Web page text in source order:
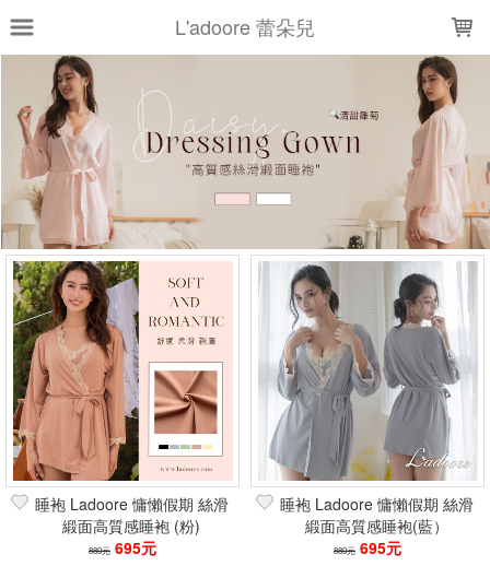
L'adoore 蕾朵兒
上架時間 銷售件數
樣式尺寸篩選
全部樣式 粉 白
淺藍 深藍
深紫
米黃
全部尺寸 M XL XXL
現貨商品
睡袍 Ladoore 慵懶假期 絲滑
緞面高質感睡袍 (粉)
880元 695元
睡袍 Ladoore 慵懶假期 絲滑
緞面高質感睡袍(藍）
880元 695元